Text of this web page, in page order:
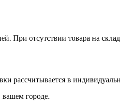
При отсутствии товара на
рассчитывается в
городе.